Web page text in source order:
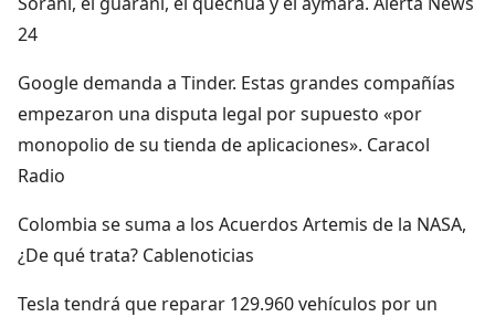
24
Google demanda a Tinder. Estas grandes compañías
empezaron una disputa legal por supuesto «por
monopolio de su tienda de aplicaciones». Caracol
Radio
Colombia se suma a los Acuerdos Artemis de la NASA,
¿De qué trata? Cablenoticias
Tesla tendrá que reparar 129.960 vehículos por un